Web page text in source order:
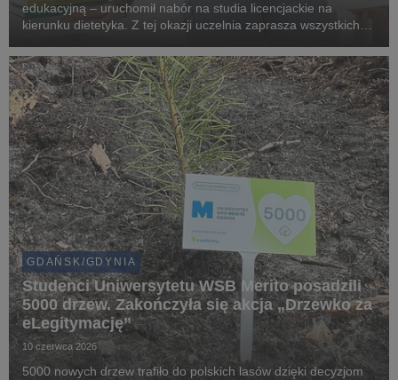
edukacyjną – uruchomił nabór na studia licencjackie na
kierunku dietetyka. Z tej okazji uczelnia zaprasza wszystkich
karierą w branży dietetycznej na bezpłatny webina...
GDAŃSK/GDYNIA
Studenci Uniwersytetu WSB Merito posadzili
5000 drzew. Zakończyła się akcja „Drzewko za
eLegitymację”
10 czerwca 2026
5000 nowych drzew trafiło do polskich lasów dzięki decyzjom